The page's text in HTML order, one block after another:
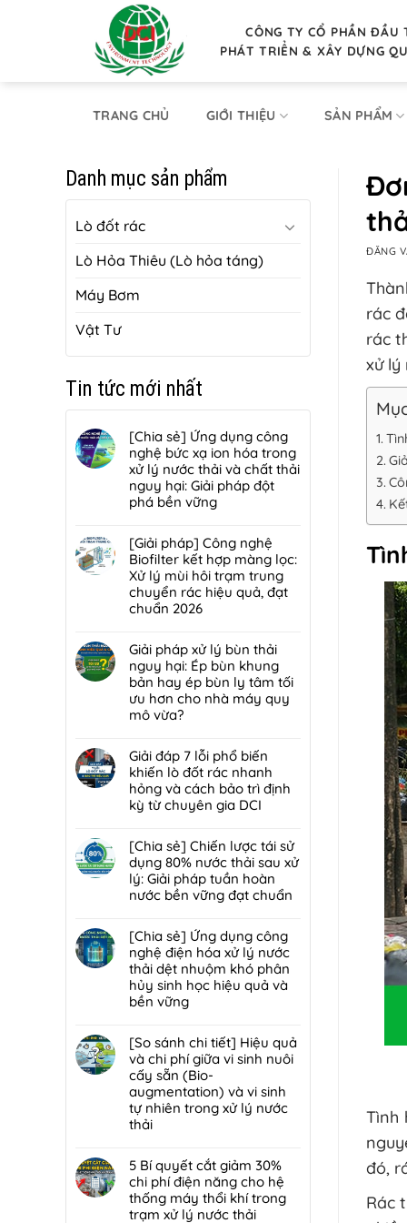
CÔNG TY CỔ PHẦN ĐẦU
PHÁT TRIỂN & XÂY DỰNG
TRANG CHỦ GIỚI THIỆU SẢN PHẨM
Danh mục sản phẩm
Lò đốt rác
Lò Hỏa Thiêu (Lò hỏa táng)
Máy Bơm
Vật Tư
Tin tức mới nhất
[Chia sẻ] Ứng dụng công
nghệ bức xạ ion hóa trong
xử lý nước thải và chất thải
nguy hại: Giải pháp đột
phá bền vững
có
bình
luận
ở
[Chia
sẻ]
dụng
công
nghệ
bức
xạ
hóa
trong
xử
lý
nước
và
chất
thải
nguy
Giải
pháp
đột
phá
bền
vững
[Giải pháp] Công nghệ
Biofilter kết hợp màng lọc:
Xử lý mùi hôi trạm trung
chuyển rác hiệu quả, đạt
chuẩn 2026
có
bình
luận
ở
[Giải
pháp]
nghệ
Biofilter
kết
hợp
lọc:
Xử
lý
mùi
trung
chuyển
rác
hiệu
quả,
chuẩn
2026
Giải pháp xử lý bùn thải
nguy hại: Ép bùn khung
bản hay ép bùn ly tâm tối
ưu hơn cho nhà máy quy
mô vừa?
có
bình
luận
ở
Giải
xử
lý
bùn
thải
hại:
Ép
bùn
khung
bản
hay
bùn
ly
tâm
tối
ưu
hơn
nhà
máy
quy
mô
Giải đáp 7 lỗi phổ biến
khiến lò đốt rác nhanh
hỏng và cách bảo trì định
kỳ từ chuyên gia DCI
có
bình
luận
ở
Giải
7
lỗi
phổ
biến
khiến
đốt
rác
nhanh
hỏng
và
cách
bảo
định
kỳ
từ
chuyên
[Chia sẻ] Chiến lược tái sử
dụng 80% nước thải sau xử
lý: Giải pháp tuần hoàn
nước bền vững đạt chuẩn
có
bình
luận
ở
[Chia
sẻ]
lược
tái
sử
dụng
80%
nước
sau
xử
lý:
Giải
[Chia sẻ] Ứng dụng công
nghệ điện hóa xử lý nước
thải dệt nhuộm khó phân
hủy sinh học hiệu quả và
bền vững
có
bình
luận
ở
[Chia
sẻ]
Ứng
công
nghệ
điện
hóa
[So sánh chi tiết] Hiệu quả
và chi phí giữa vi sinh nuôi
cấy sẵn (Bio-
augmentation) và vi sinh
tự nhiên trong xử lý nước
thải
có
bình
luận
ở
5 Bí quyết cắt giảm 30%
chi phí điện năng cho hệ
thống máy thổi khí trong
trạm xử lý nước thải
ĐĂNG
rác
rác
xử lý
Tình
đó,
Rác